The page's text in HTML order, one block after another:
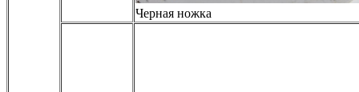
Черная ножка